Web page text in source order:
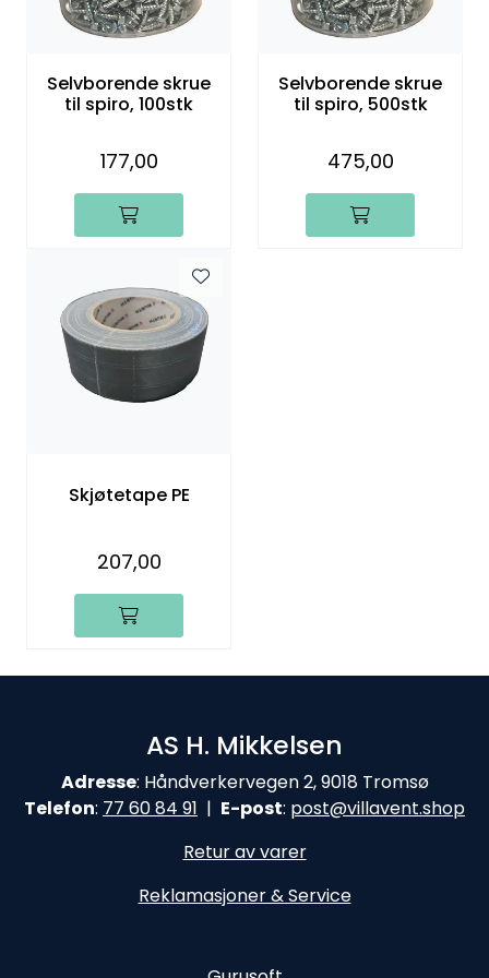
Selvborende skrue
til spiro, 100stk
177,00
Selvborende skrue
til spiro, 500stk
475,00
Skjøtetape PE
207,00
AS H. Mikkelsen
Adresse: Håndverkervegen 2, 9018 Tromsø
Telefon: 77 60 84 91 | E-post: post@villavent.shop
Retur av varer
Reklamasjoner & Service